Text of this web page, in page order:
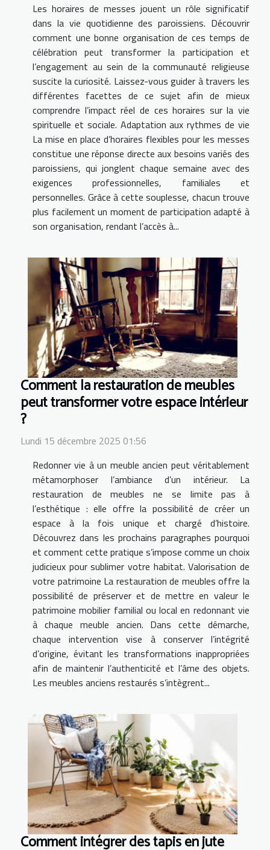
Les horaires de messes jouent un rôle significatif
dans la vie quotidienne des paroissiens. Découvrir
comment une bonne organisation de ces temps de
célébration peut transformer la participation et
l’engagement au sein de la communauté religieuse
suscite la curiosité. Laissez-vous guider à travers les
différentes facettes de ce sujet afin de mieux
comprendre l’impact réel de ces horaires sur la vie
spirituelle et sociale. Adaptation aux rythmes de vie
La mise en place d’horaires flexibles pour les messes
constitue une réponse directe aux besoins variés des
paroissiens, qui jonglent chaque semaine avec des
exigences professionnelles, familiales et
personnelles. Grâce à cette souplesse, chacun trouve
plus facilement un moment de participation adapté à
son organisation, rendant l’accès à...
Comment la restauration de meubles
peut transformer votre espace intérieur
?
Lundi 15 décembre 2025 01:56
Redonner vie à un meuble ancien peut véritablement
métamorphoser l’ambiance d’un intérieur. La
restauration de meubles ne se limite pas à
l’esthétique : elle offre la possibilité de créer un
espace à la fois unique et chargé d’histoire.
Découvrez dans les prochains paragraphes pourquoi
et comment cette pratique s’impose comme un choix
judicieux pour sublimer votre habitat. Valorisation de
votre patrimoine La restauration de meubles offre la
possibilité de préserver et de mettre en valeur le
patrimoine mobilier familial ou local en redonnant vie
à chaque meuble ancien. Dans cette démarche,
chaque intervention vise à conserver l’intégrité
d’origine, évitant les transformations inappropriées
afin de maintenir l’authenticité et l’âme des objets.
Les meubles anciens restaurés s’intègrent...
Comment intégrer des tapis en jute